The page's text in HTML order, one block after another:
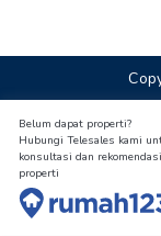
Belum dapat properti?
Hubungi Telesales kami
konsultasi dan rekomendasi
properti